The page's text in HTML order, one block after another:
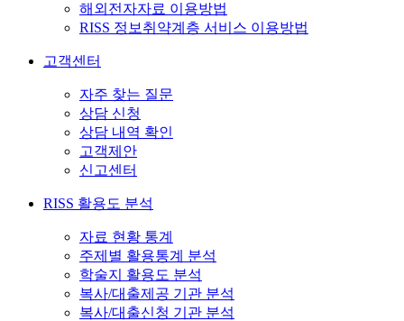
해외전자자료 이용방법
RISS 정보취약계층 서비스 이용방법
고객센터
자주 찾는 질문
상담 신청
상담 내역 확인
고객제안
신고센터
RISS 활용도 분석
자료 현황 통계
주제별 활용통계 분석
학술지 활용도 분석
복사/대출제공 기관 분석
복사/대출신청 기관 분석